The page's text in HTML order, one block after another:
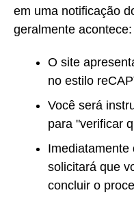
em uma notificação
geralmente acontece:
O site
no estilo
Você será
para "verificar
Imediatamente
solicitará que
concluir o